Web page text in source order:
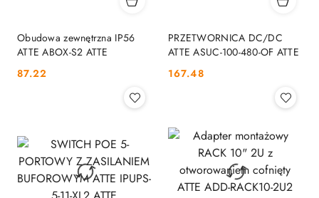
Obudowa zewnętrzna IP56
ATTE ABOX-S2 ATTE
Cena:
87.22
PRZETWORNICA DC/DC
ATTE ASUC-100-480-OF ATTE
Cena:
167.48